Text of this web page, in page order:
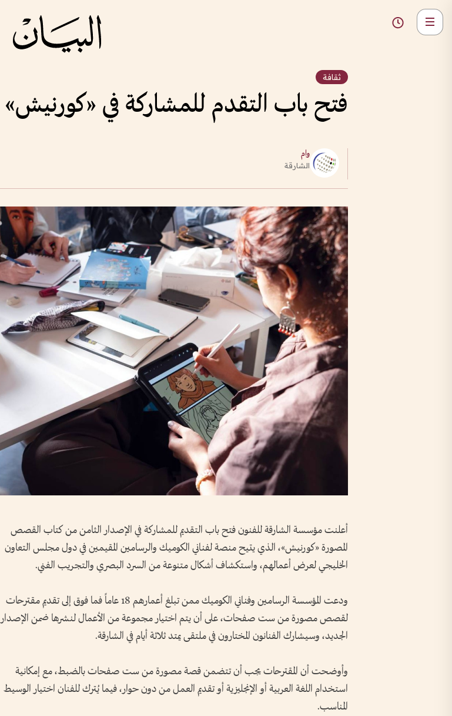
ثقافة
فتح باب التقدم للمشاركة في «كورنيش»
وام
الشارقة
أعلنت مؤسسة الشارقة للفنون فتح باب التقديم للمشاركة في الإصدار الثامن من كتاب القصص
المصورة «كورنيش»، الذي يتيح منصة لفناني الكوميك والرسامين المقيمين في دول مجلس التعاون
الخليجي لعرض أعمالهم، واستكشاف أشكال متنوعة من السرد البصري والتجريب الفني.
ودعت المؤسسة الرسامين وفناني الكوميك ممن تبلغ أعمارهم 18 عاماً فما فوق إلى تقديم مقترحات
لقصص مصورة من ست صفحات، على أن يتم اختيار مجموعة من الأعمال لنشرها ضمن الإصدار
الجديد، وسيشارك الفنانون المختارون في ملتقى يمتد ثلاثة أيام في الشارقة.
وأوضحت أن المقترحات يجب أن تتضمن قصة مصورة من ست صفحات بالضبط، مع إمكانية
استخدام اللغة العربية أو الإنجليزية أو تقديم العمل من دون حوار، فيما يُترك للفنان اختيار الوسيط
المناسب.